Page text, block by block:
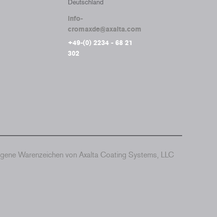
Deutschland
info-
cromaxde@axalta.com
+49-(0) 2234 - 68 21
302
Warenzeichen von Axalta Coating Systems, LLC